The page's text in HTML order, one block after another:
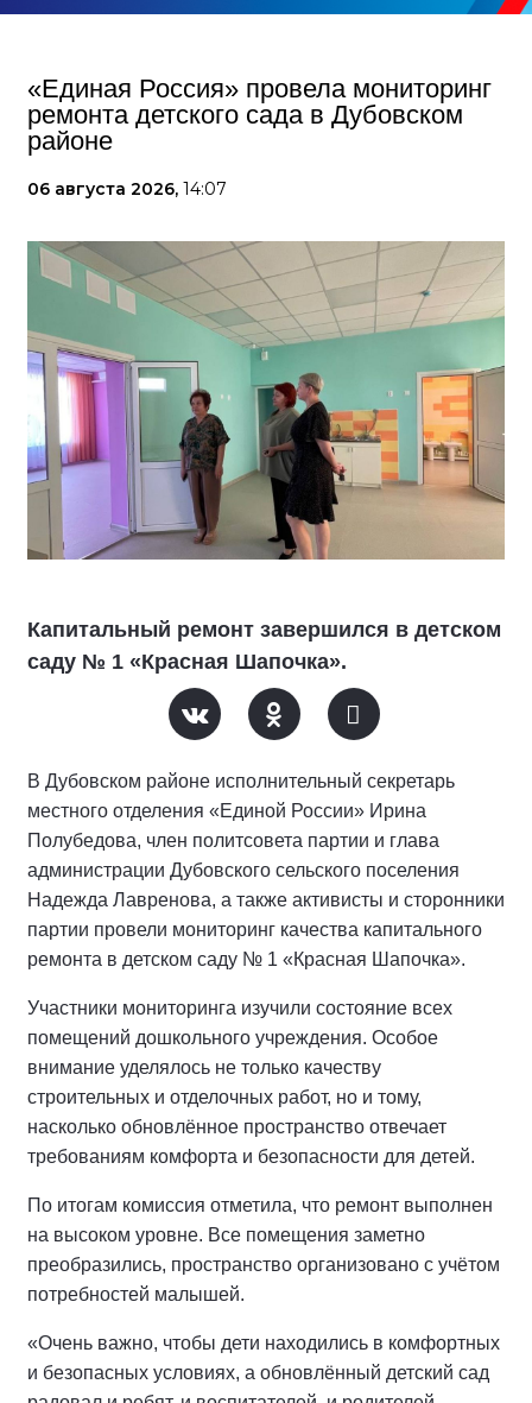
«Единая Россия» провела мониторинг
ремонта детского сада в Дубовском
районе
06 августа 2026, 14:07
Капитальный ремонт завершился в детском
саду № 1 «Красная Шапочка».
В Дубовском районе исполнительный секретарь
местного отделения «Единой России» Ирина
Полубедова, член политсовета партии и глава
администрации Дубовского сельского поселения
Надежда Лавренова, а также активисты и сторонники
партии провели мониторинг качества капитального
ремонта в детском саду № 1 «Красная Шапочка».
Участники мониторинга изучили состояние всех
помещений дошкольного учреждения. Особое
внимание уделялось не только качеству
строительных и отделочных работ, но и тому,
насколько обновлённое пространство отвечает
требованиям комфорта и безопасности для детей.
По итогам комиссия отметила, что ремонт выполнен
на высоком уровне. Все помещения заметно
преобразились, пространство организовано с учётом
потребностей малышей.
«Очень важно, чтобы дети находились в комфортных
и безопасных условиях, а обновлённый детский сад